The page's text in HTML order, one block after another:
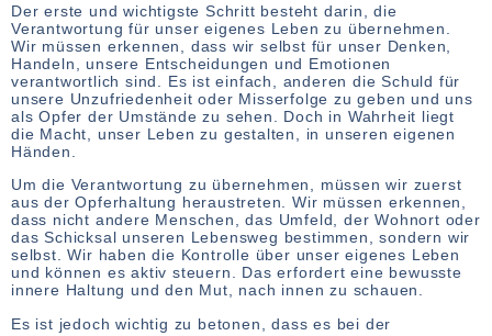
Der erste und wichtigste Schritt besteht darin, die
Verantwortung für unser eigenes Leben zu übernehmen.
Wir müssen erkennen, dass wir selbst für unser Denken,
Handeln, unsere Entscheidungen und Emotionen
verantwortlich sind. Es ist einfach, anderen die Schuld für
unsere Unzufriedenheit oder Misserfolge zu geben und uns
als Opfer der Umstände zu sehen. Doch in Wahrheit liegt
die Macht, unser Leben zu gestalten, in unseren eigenen
Händen.
Um die Verantwortung zu übernehmen, müssen wir zuerst
aus der Opferhaltung heraustreten. Wir müssen erkennen,
dass nicht andere Menschen, das Umfeld, der Wohnort oder
das Schicksal unseren Lebensweg bestimmen, sondern wir
selbst. Wir haben die Kontrolle über unser eigenes Leben
und können es aktiv steuern. Das erfordert eine bewusste
innere Haltung und den Mut, nach innen zu schauen.
Es ist jedoch wichtig zu betonen, dass es bei der